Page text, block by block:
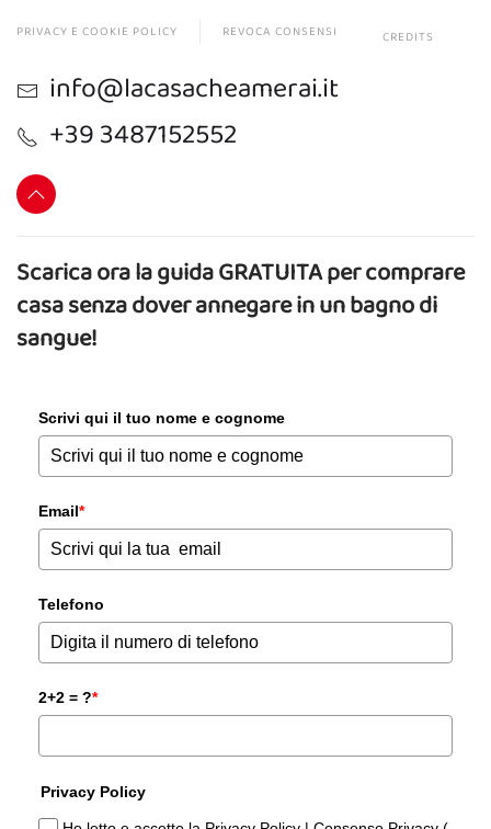
PRIVACY E COOKIE POLICY REVOCA CONSENSI CREDITS
info@lacasacheamerai.it
+39 3487152552
Scarica ora la guida GRATUITA per comprare
casa senza dover annegare in un bagno di
sangue!
Scrivi qui il tuo nome e cognome
Email*
Telefono
2+2 = ?*
Privacy Policy